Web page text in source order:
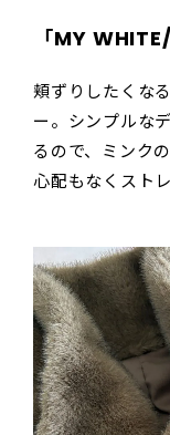
「MY
頬ずりしたくな
ー。シンプルな
るので、ミンク
心配もなくスト